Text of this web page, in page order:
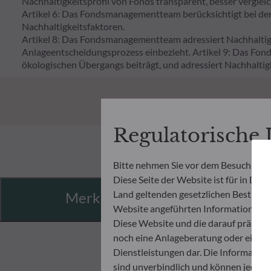
Artikel 6: Das Fondsmanagementteam berücksichtigt bei
Nachhaltigkeitsfaktoren.
Artikel 8: Das Fondsmanagementteam adressiert
Anlageentscheidungsprozess einbezieht. Artikel 9: Das
ökologischen Übergangs beiträgt, und adressiert
Merkmale
Bitte nehmen Sie vor dem Besuch
Diese Seite der Website ist für in
Land geltenden gesetzlichen
Website angeführten Informationen
Diese Website und die darauf
noch eine Anlageberatung oder eine
Dienstleistungen dar. Die
sind unverbindlich und können